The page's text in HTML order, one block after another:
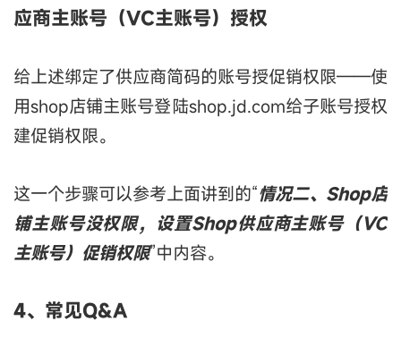
应商主账号（VC主账号） 授权
给上述绑定了供应商简码的账号授促销权限——使
用shop店铺主账号登陆shop.jd.com给子账号授权
建促销权限。
这一个步骤可以参考上面讲到的“情况二、Shop店
铺主账号没权限，设置Shop供应商主账号（VC
主账号）促销权限”中内容。
4、 常见Q&A